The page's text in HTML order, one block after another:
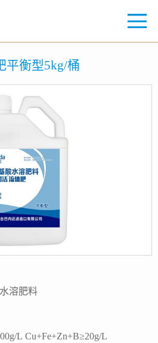
平衡型5kg/桶
溶肥料
L Cu+Fe+Zn+B≥20g/L